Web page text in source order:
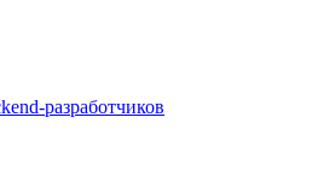
разработчиков